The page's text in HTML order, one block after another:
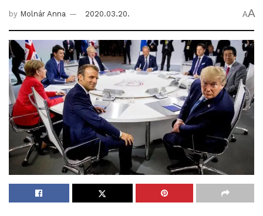
by Molnár Anna 2020.03.20. AA